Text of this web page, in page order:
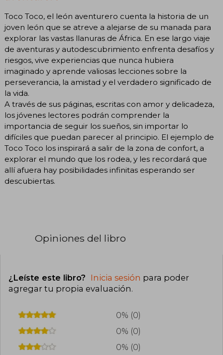
Toco Toco, el león aventurero cuenta la historia de un
joven león que se atreve a alejarse de su manada para
explorar las vastas llanuras de África. En ese largo viaje
de aventuras y autodescubrimiento enfrenta desafíos y
riesgos, vive experiencias que nunca hubiera
imaginado y aprende valiosas lecciones sobre la
perseverancia, la amistad y el verdadero significado de
la vida.
A través de sus páginas, escritas con amor y delicadeza,
los jóvenes lectores podrán comprender la
importancia de seguir los sueños, sin importar lo
difíciles que puedan parecer al principio. El ejemplo de
Toco Toco los inspirará a salir de la zona de confort, a
explorar el mundo que los rodea, y les recordará que
allí afuera hay posibilidades infinitas esperando ser
descubiertas.
Opiniones del libro
¿Leíste este libro? Inicia sesión para poder
agregar tu propia evaluación.
0% (0)
0% (0)
0% (0)